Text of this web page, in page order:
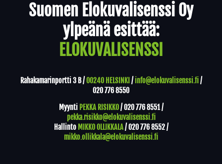
Suomen Elokuvalisenssi Oy
ylpeänä esittää:
ELOKUVALISENSSI
Rahakamarinportti 3 B /00240 HELSINKI / info@elokuvalisenssi.fi/
020 776 8550
Myynti PEKKA RISIKKO/020 776 8551/
pekka.risikko@elokuvalisenssi.fi
Hallinto MIKKO OLLIKKALA/020 776 8552/
mikko.ollikkala@elokuvalisenssi.fi